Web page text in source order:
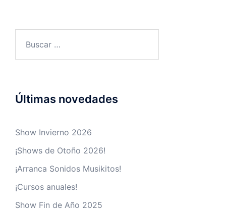
Últimas novedades
Show Invierno 2026
¡Shows de Otoño 2026!
¡Arranca Sonidos Musikitos!
¡Cursos anuales!
Show Fin de Año 2025